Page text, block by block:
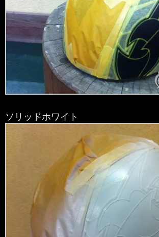
ソリッドホワイト